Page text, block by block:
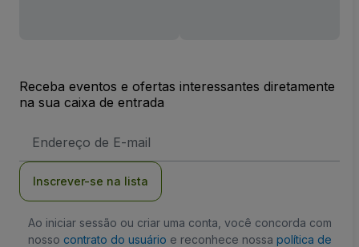
Receba eventos e ofertas interessantes diretamente
na sua caixa de entrada
de
Inscrever-se na lista
Ao iniciar sessão ou criar uma conta, você concorda com
nosso contrato do usuário e reconhece nossa política de